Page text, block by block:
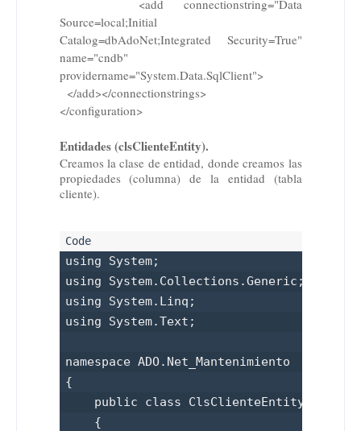
<add connectionstring="Data
Source=local;Initial
Catalog=dbAdoNet;Integrated Security=True"
name="cndb"
providername="System.Data.SqlClient">
</add></connectionstrings>
</configuration>
Entidades (clsClienteEntity).
Creamos la clase de entidad, donde creamos las
propiedades (columna) de la entidad (tabla
cliente).
using System;
using System.Collections.Generic;
using System.Linq;
using System.Text;
namespace ADO.Net_Mantenimiento
{
    public class ClsClienteEntity
    {